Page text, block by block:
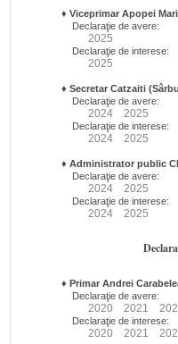
♦ Viceprimar Apopei
Declaraţie de avere:
2025
Declaraţie de interese:
2025
♦ Secretar Catzaiti
Declaraţie de avere:
2024 2025
Declaraţie de interese:
2024 2025
♦ Administrator public
Declaraţie de avere:
2024 2025
Declaraţie de interese:
2024 2025
♦ Primar Andrei
Declaraţie de avere:
2020 2021
Declaraţie de interese:
2020 2021